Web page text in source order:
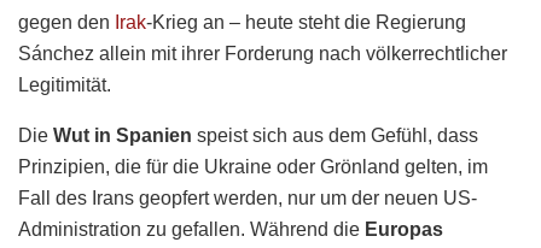
gegen den Irak-Krieg an – heute steht die Regierung
Sánchez allein mit ihrer Forderung nach völkerrechtlicher
Legitimität.
Die Wut in Spanien speist sich aus dem Gefühl, dass
Prinzipien, die für die Ukraine oder Grönland gelten, im
Fall des Irans geopfert werden, nur um der neuen US-
Administration zu gefallen. Während die Europas